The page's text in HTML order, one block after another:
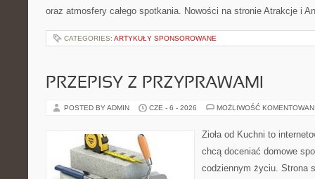
oraz atmosfery całego spotkania. Nowości na stronie Atrakcje i
CATEGORIES: ARTYKUŁY SPONSOROWANE
PRZEPISY Z PRZYPRAWAMI
POSTED BY ADMIN CZE - 6 - 2026 MOŻLIWOŚĆ
Zioła od Kuchni to
chcą doceniać domowe
codziennym życiu. Strona